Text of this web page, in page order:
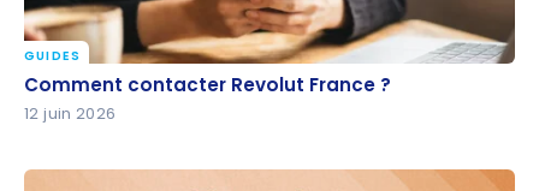
Comment contacter Revolut France ?
GUIDES
Comment contacter Revolut France ?
12 juin 2026